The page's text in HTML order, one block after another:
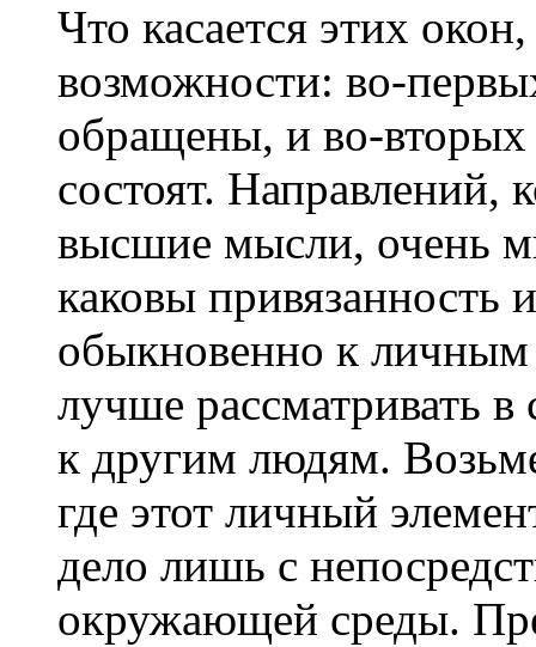
Что касается этих
возможности: во-
обращены, и во-вторых
состоят. Направлений,
высшие мысли, очень
каковы привязанность
обыкновенно к
лучше рассматривать
к другим людям.
где этот личный
дело лишь с
окружающей среды.